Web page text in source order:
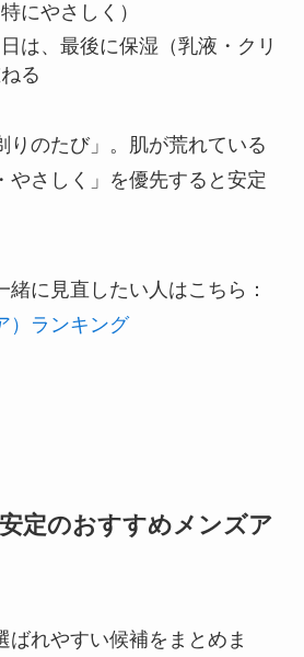
にやさしく）
は、最後に保湿（乳液・クリ
る
りのたび」。肌が荒れている
やさしく」を優先すると安定
に見直したい人はこちら：
）ランキング
定のおすすめメンズア
ばれやすい候補をまとめま